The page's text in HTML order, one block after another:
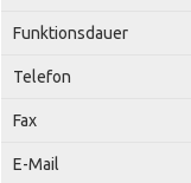
Funktionsdauer
Telefon
Fax
E-Mail